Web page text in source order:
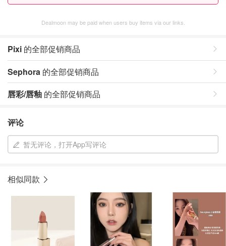
Dealmoon may be paid when users buy items via our links.
Pixi 的全部促销商品
Sephora 的全部促销商品
唇彩/唇釉 的全部促销商品
评论
暂无评论，打开App写评论
相似同款